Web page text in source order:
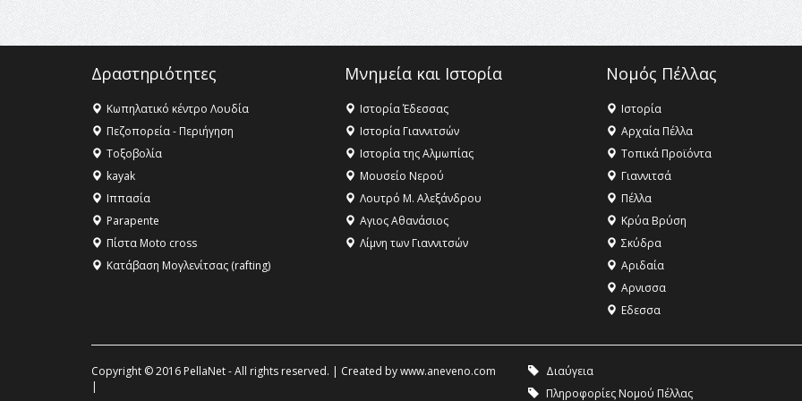
Δραστηριότητες
Κωπηλατικό κέντρο Λουδία
Πεζοπορεία - Περιήγηση
Τοξοβολία
kayak
Ιππασία
Parapente
Πίστα Moto cross
Κατάβαση Μογλενίτσας (rafting)
Μνημεία και Ιστορία
Ιστορία Έδεσσας
Ιστορία Γιαννιτσών
Ιστορία της Αλμωπίας
Μουσείο Νερού
Λουτρό Μ. Αλεξάνδρου
Αγιος Αθανάσιος
Λίμνη των Γιαννιτσών
Νομός Πέλλας
Ιστορία
Αρχαία Πέλλα
Τοπικά Προϊόντα
Γιαννιτσά
Πέλλα
Κρύα Βρύση
Σκύδρα
Αριδαία
Aρνισσα
Eδεσσα
Copyright © 2016 PellaNet - All rights reserved. | Created bywww.aneveno.com
|
Διαύγεια
Πληροφορίες Νομού Πέλλας